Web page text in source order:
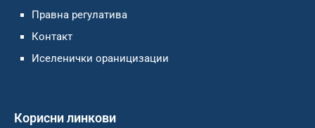
Правна регулатива
Контакт
Иселенички ораницизации
Корисни линкови